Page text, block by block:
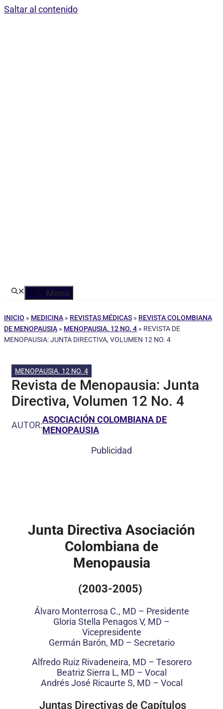
Saltar al contenido
Menú
INICIO » MEDICINA » REVISTAS MÉDICAS » REVISTA COLOMBIANA
DE MENOPAUSIA » MENOPAUSIA. 12 NO. 4 » REVISTA DE
MENOPAUSIA: JUNTA DIRECTIVA, VOLUMEN 12 NO. 4
MENOPAUSIA. 12 NO. 4
Revista de Menopausia: Junta
Directiva, Volumen 12 No. 4
AUTOR:ASOCIACIÓN COLOMBIANA DE
MENOPAUSIA
Publicidad
Junta Directiva Asociación
Colombiana de
Menopausia
(2003-2005)
Álvaro Monterrosa C., MD – Presidente
Gloria Stella Penagos V, MD –
Vicepresidente
Germán Barón, MD – Secretario
Alfredo Ruiz Rivadeneira, MD – Tesorero
Beatriz Sierra L, MD – Vocal
Andrés José Ricaurte S, MD – Vocal
Juntas Directivas de Capítulos